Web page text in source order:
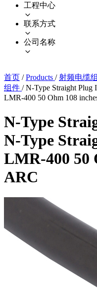
工程中心
联系方式
公司名称
首页 / Products / 射频电缆
组件 / N-Type Straight Plug
LMR-400 50 Ohm 108
N-Type
N-Type
LMR-400 50
ARC